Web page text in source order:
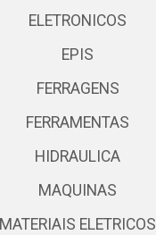
ELETRONICOS
EPIS
FERRAGENS
FERRAMENTAS
HIDRAULICA
MAQUINAS
MATERIAIS ELETRICOS